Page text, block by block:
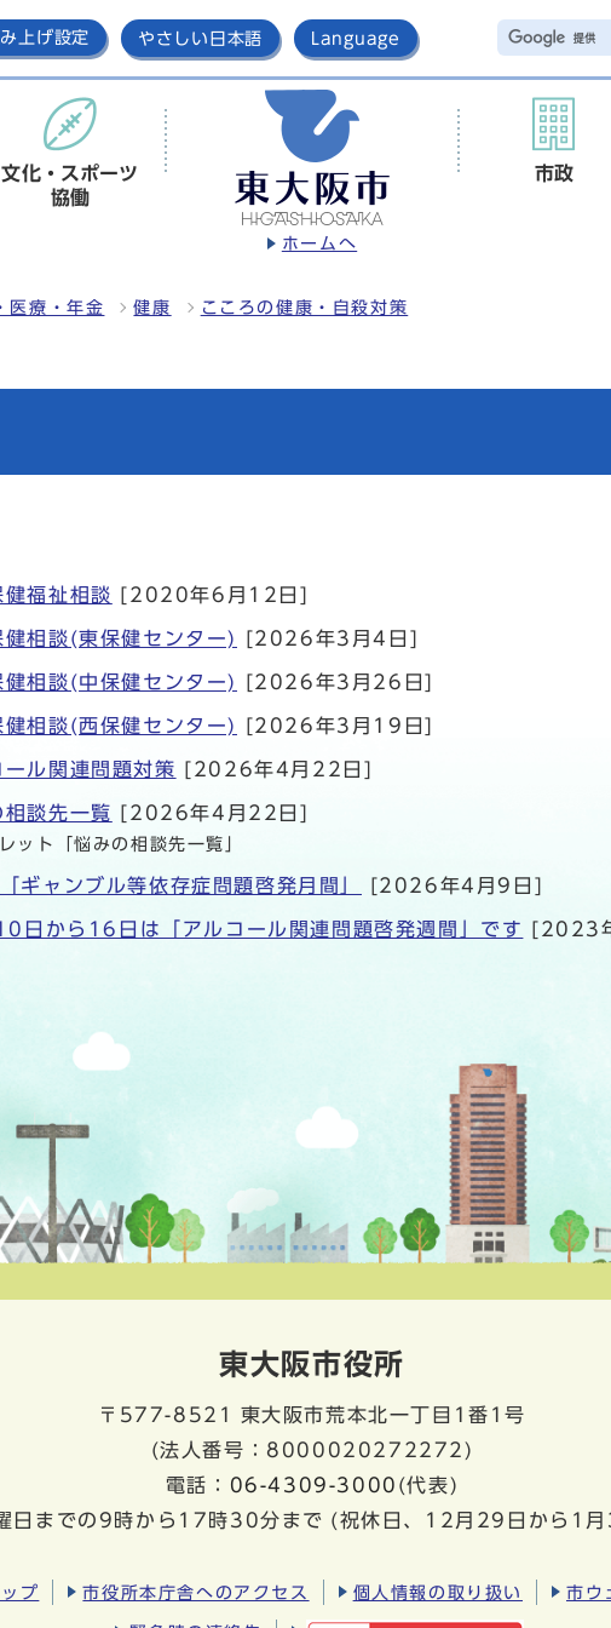
上げ設定 やさしい日本語 Language
ホームへ
文化・スポーツ
協働
市政
医療・年金 健康 こころの健康・自殺対策
健福祉相談 [2020年6月12日]
健相談(東保健センター) [2026年3月4日]
健相談(中保健センター) [2026年3月26日]
健相談(西保健センター) [2026年3月19日]
ール関連問題対策 [2026年4月22日]
相談先一覧 [2026年4月22日]
ット「悩みの相談先一覧」
ギャンブル等依存症問題啓発月間」 [2026年4月9日]
日から16日は「アルコール関連問題啓発週間」です [2023
東大阪市役所
〒577-8521
東大阪市荒本北一丁目1番1号
(法人番号：8000020272272)
電話： 06-4309-3000 (代表)
日までの9時から17時30分まで (祝休日、12月29日から1月
プ 市役所本庁舎へのアクセス 個人情報の取り扱い 市ウ